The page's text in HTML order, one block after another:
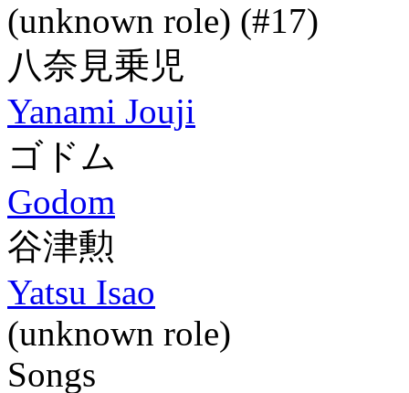
(unknown role) (#17)
八奈見乗児
Yanami Jouji
ゴドム
Godom
谷津勲
Yatsu Isao
(unknown role)
Songs